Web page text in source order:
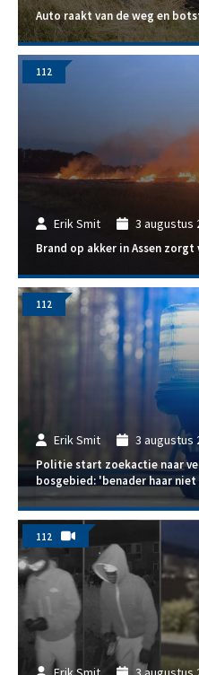
Auto raakt van de weg en
Erik Smit 3 augustus
Brand op akker in Assen
112
Erik Smit 3 augustus
Politie start zoekactie naar
bosgebied: 'benader haar
112
112